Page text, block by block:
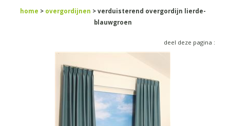
home > overgordijnen > verduisterend overgordijn lierde-
blauwgroen
deel deze pagina :